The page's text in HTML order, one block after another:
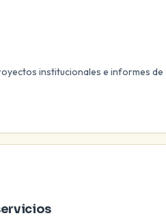
institucionales e informes de